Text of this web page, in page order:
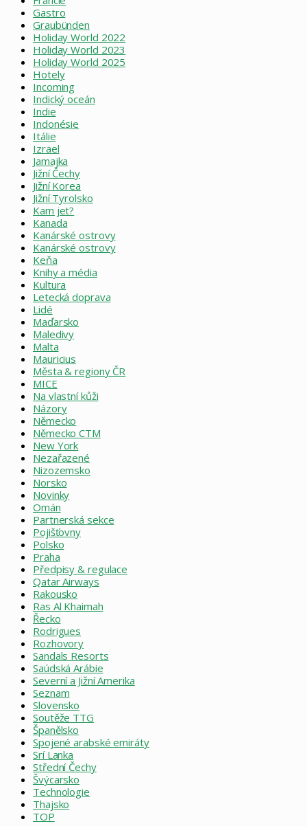
Gastro
Graubünden
Holiday World 2022
Holiday World 2023
Holiday World 2025
Hotely
Incoming
Indický oceán
Indie
Indonésie
Itálie
Izrael
Jamajka
Jižní Čechy
Jižní Korea
Jižní Tyrolsko
Kam jet?
Kanada
Kanárské ostrovy
Kanárské ostrovy
Keňa
Knihy a média
Kultura
Letecká doprava
Lidé
Maďarsko
Maledivy
Malta
Mauricius
Města & regiony ČR
MICE
Na vlastní kůži
Názory
Německo
Německo CTM
New York
Nezařazené
Nizozemsko
Norsko
Novinky
Omán
Partnerská sekce
Pojišťovny
Polsko
Praha
Předpisy & regulace
Qatar Airways
Rakousko
Ras Al Khaimah
Řecko
Rodrigues
Rozhovory
Sandals Resorts
Saúdská Arábie
Severní a Jižní Amerika
Seznam
Slovensko
Soutěže TTG
Španělsko
Spojené arabské emiráty
Srí Lanka
Střední Čechy
Švýcarsko
Technologie
Thajsko
TOP